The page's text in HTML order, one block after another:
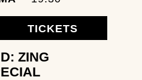
TICKETS
ZING